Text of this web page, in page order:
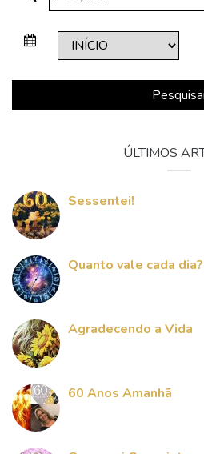
ÚLTIMOS
Sessentei!
Quanto vale cada dia?
Agradecendo a Vida
60 Anos Amanhã